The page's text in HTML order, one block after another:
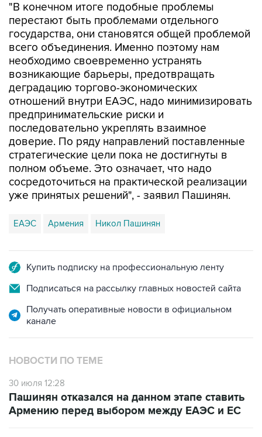
"В конечном итоге подобные проблемы
перестают быть проблемами отдельного
государства, они становятся общей проблемой
всего объединения. Именно поэтому нам
необходимо своевременно устранять
возникающие барьеры, предотвращать
деградацию торгово-экономических
отношений внутри ЕАЭС, надо минимизировать
предпринимательские риски и
последовательно укреплять взаимное
доверие. По ряду направлений поставленные
стратегические цели пока не достигнуты в
полном объеме. Это означает, что надо
сосредоточиться на практической реализации
уже принятых решений", - заявил Пашинян.
ЕАЭС Армения Никол Пашинян
Купить подписку на профессиональную ленту
Подписаться на рассылку главных новостей сайта
Получать оперативные новости в официальном
канале
НОВОСТИ ПО ТЕМЕ
30 июля 12:28
Пашинян отказался на данном этапе ставить
Армению перед выбором между ЕАЭС и ЕС